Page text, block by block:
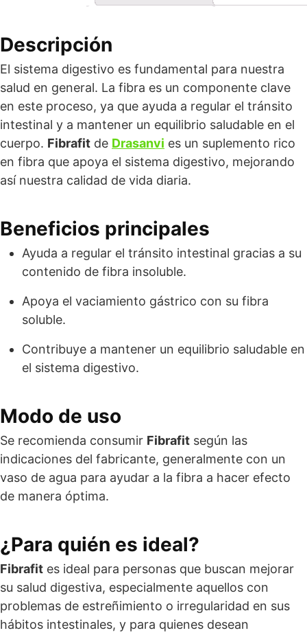
Descripción
El sistema digestivo es fundamental para nuestra
salud en general. La fibra es un componente clave
en este proceso, ya que ayuda a regular el tránsito
intestinal y a mantener un equilibrio saludable en el
cuerpo. Fibrafit de Drasanvi es un suplemento rico
en fibra que apoya el sistema digestivo, mejorando
así nuestra calidad de vida diaria.
Beneficios principales
Ayuda a regular el tránsito intestinal gracias a su
contenido de fibra insoluble.
Apoya el vaciamiento gástrico con su fibra
soluble.
Contribuye a mantener un equilibrio saludable en
el sistema digestivo.
Modo de uso
Se recomienda consumir Fibrafit según las
indicaciones del fabricante, generalmente con un
vaso de agua para ayudar a la fibra a hacer efecto
de manera óptima.
¿Para quién es ideal?
Fibrafit es ideal para personas que buscan mejorar
su salud digestiva, especialmente aquellos con
problemas de estreñimiento o irregularidad en sus
hábitos intestinales, y para quienes desean